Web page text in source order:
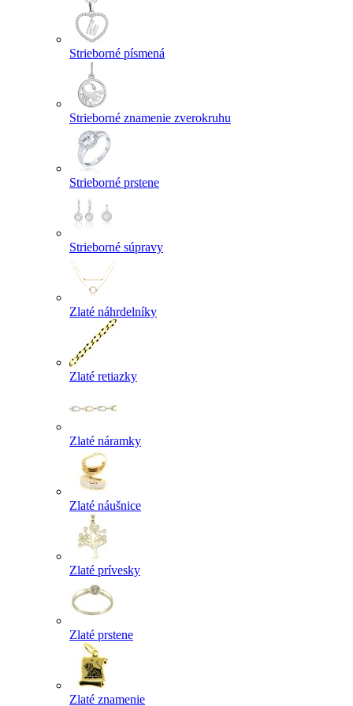
Strieborné písmená
Strieborné znamenie zverokruhu
Strieborné prstene
Strieborné súpravy
Zlaté náhrdelníky
Zlaté retiazky
Zlaté náramky
Zlaté náušnice
Zlaté prívesky
Zlaté prstene
Zlaté znamenie